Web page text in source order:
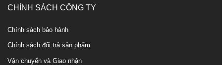
CHÍNH SÁCH CÔNG TY
Chính sách bảo hành
Chính sách đổi trả sản phẩm
Vận chuyển và Giao nhận